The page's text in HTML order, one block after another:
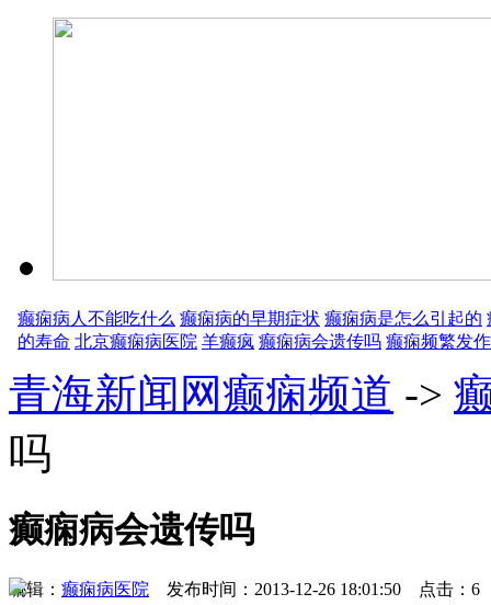
癫痫病人不能吃什么 癫痫病的早期症状 癫痫病是怎么引起的
的寿命 北京癫痫病医院 羊癫疯 癫痫病会遗传吗 癫痫频繁发
青海新闻网癫痫频道 ->
吗
癫痫病会遗传吗
编辑： 癫痫病医院 发布时间：2013-12-26 18:01:50 点击：6